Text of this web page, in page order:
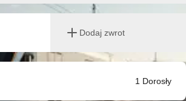
Dodaj zwrot
1 Dorosły